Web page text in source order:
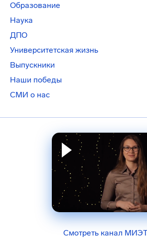
Образование
Наука
ДПО
Университетская жизнь
Выпускники
Наши победы
СМИ о нас
Смотреть канал